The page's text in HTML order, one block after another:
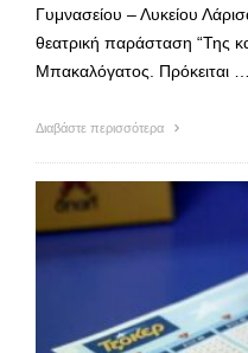
Γυμνασείου – Λυκείου
θεατρική παράσταση “Της
Μπακαλόγατος. Πρόκειται …
Διαβάστε περισσότερα